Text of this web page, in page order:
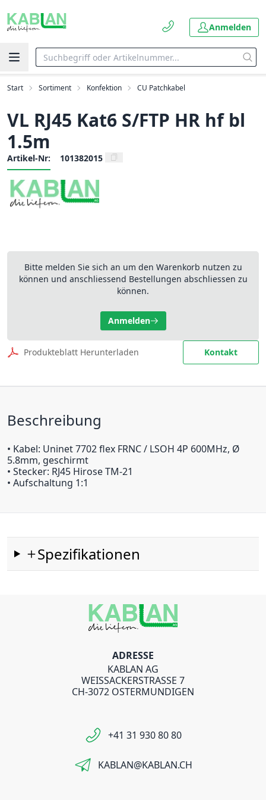
Anmelden
Start Sortiment Konfektion CU Patchkabel
VL RJ45 Kat6 S/FTP HR hf bl
1.5m
Artikel-Nr: 101382015
Bitte melden Sie sich an um den Warenkorb nutzen zu
können und anschliessend Bestellungen abschliessen zu
können.
Anmelden
Produkteblatt Herunterladen Kontakt
Beschreibung
• Kabel: Uninet 7702 flex FRNC / LSOH 4P 600MHz, Ø
5.8mm, geschirmt
• Stecker: RJ45 Hirose TM-21
• Aufschaltung 1:1
Spezifikationen
ADRESSE
KABLAN AG
WEISSACKERSTRASSE 7
CH-3072 OSTERMUNDIGEN
+41 31 930 80 80
KABLAN@KABLAN.CH